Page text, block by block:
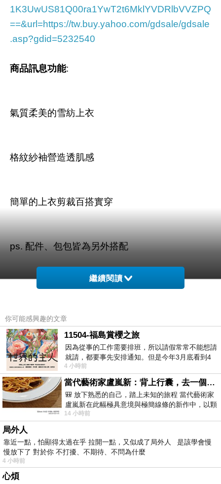
1K3UwUS81Q00ra1YwT2t6MklYVDRlbVVZPQ
==&url=https://tw.buy.yahoo.com/gdsale/gdsale
.asp?gdid=5232540
商品訊息功能:
氣質柔美的雪紡上衣
格紋紗袖營造透肌感
簡單的上衣剪裁百搭實穿
ps. 配件、包包皆為另外搭配
商品訊息描述:
東京著衣-YOCO 糖果色格紋紗袖雪紡上衣-
S.M(共三色)-4014286
繼續閱讀
你可能感興趣的文章
11504-福島賞櫻之旅
因為從事的工作需要排班，所以請假常常不能想請
就請，都要事先安排通知。但是今年3月底看到4
月的班表時，突然發現4月中有個空檔，所
4 小時前
當代藝術家盧嵐新：背上行囊，去一個沒有人認識你的地方——看風景，也遇見渴望出發的自己
🎒 放下熟悉的自己，踏上未知的旅程 當代藝術家
盧嵐新在此幅極具意境與極簡線條的新作中，以顆
粒感豐富的灰綠粗糙背景，搭配凝練且具
14 小時前
局外人
靠近一點，怕顯得太過在乎 拉開一點，又似成了局外人 是該學會慢
慢放下了 對於你 不打擾、不期待、不問為什麼
4 小時前
心煩